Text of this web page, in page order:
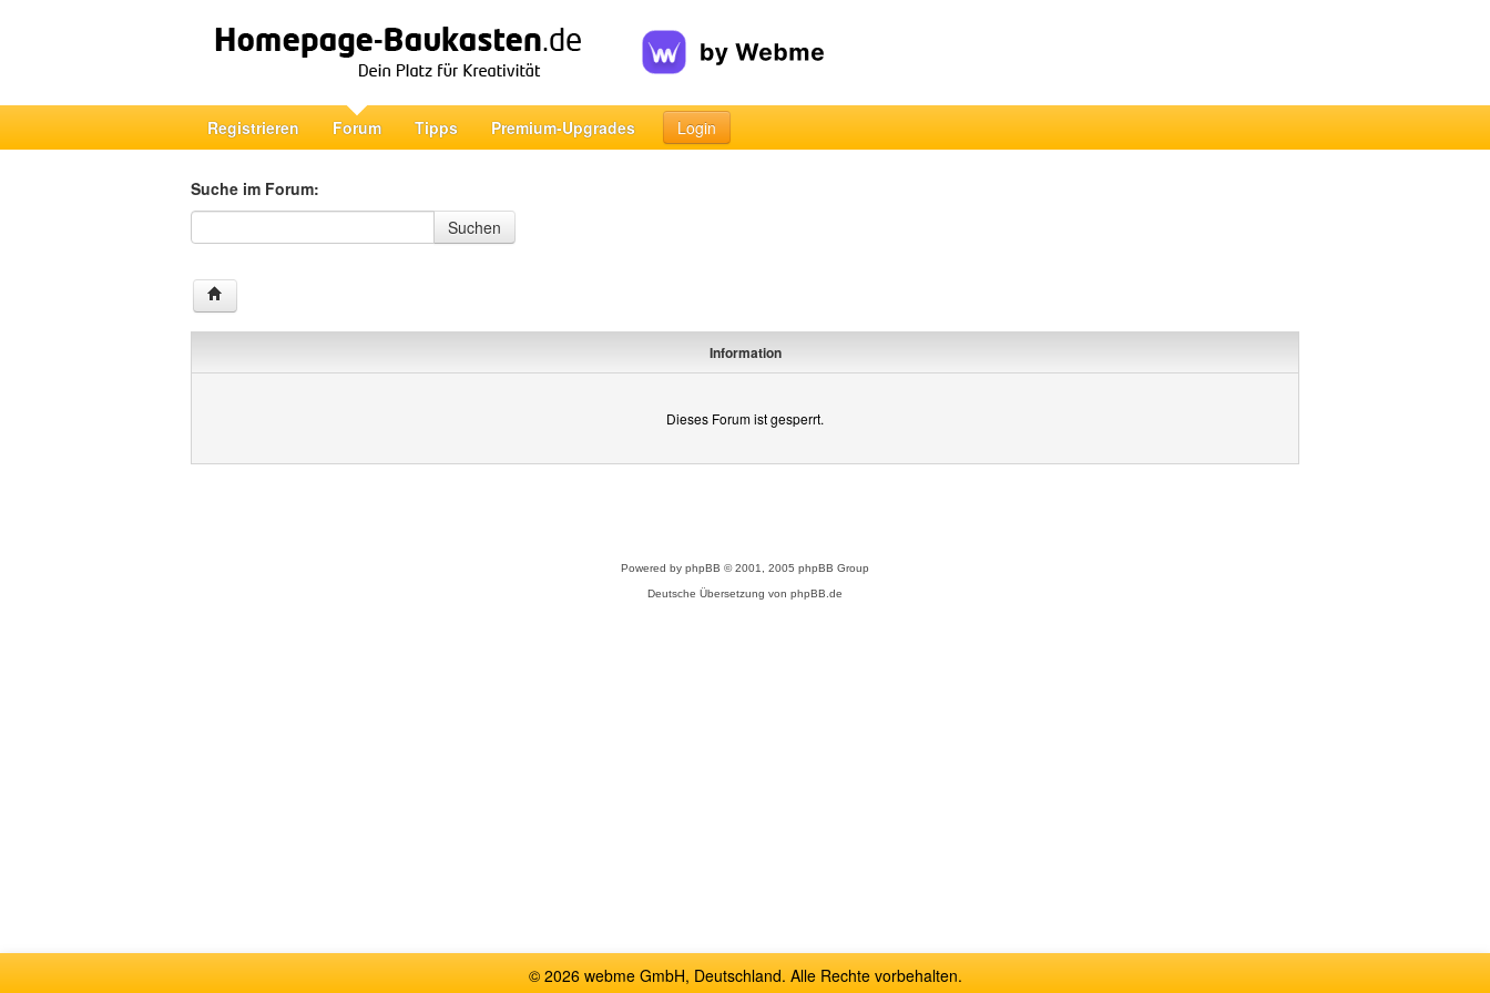
Registrieren Forum Tipps Premium-Upgrades Login
Suche im Forum:
Suche im Forum
Suchen
Information
Dieses Forum ist gesperrt.
Powered by phpBB © 2001, 2005 phpBB Group
Deutsche Übersetzung von phpBB.de
© 2026 webme GmbH, Deutschland. Alle Rechte vorbehalten.